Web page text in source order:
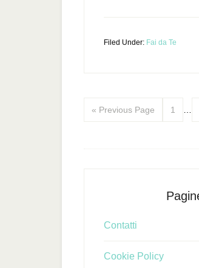
Filed Under: Fai da Te
« Previous Page 1
Contatti
Cookie Policy